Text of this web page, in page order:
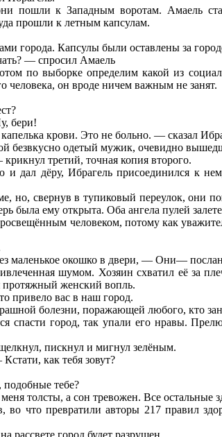
пошли к Западным воротам. Амаель
прошли к летным капсулам.
города. Капсулы были оставлены за
— спросил Амаель
по выборке определим какой из
человека, он вроде ничем важным не занят.
бери!
крови. Это не больно. — сказал
безвкусно одетый мужик, очевидно
третий, точная копия второго.
дал дёру, Ибрагель присоединился к
но, свернув в тупиковый переулок, они
была ему открыта. Оба ангела пулей
человеком, потому как
маленькое окошко в двери, — Они—
шумом. Хозяин схватил её за
протяжный женский вопль.
привело вас в наш город.
болезни, поражающей любого, кто
спасти город, так упали его нравы.
пискнул и мигнул зелёным.
как тебя зовут?
тебе?
толсты, а сон тревожен. Все остальные
во что превратили авторы 217 правил